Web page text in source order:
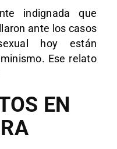
indignada que
ante los casos
hoy están
Ese relato
EN